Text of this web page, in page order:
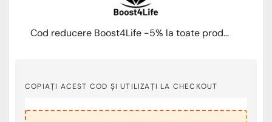
Cod reducere Boost4Life -5% la toate produsele
COPIAȚI ACEST COD ȘI UTILIZAȚI LA CHECKOUT